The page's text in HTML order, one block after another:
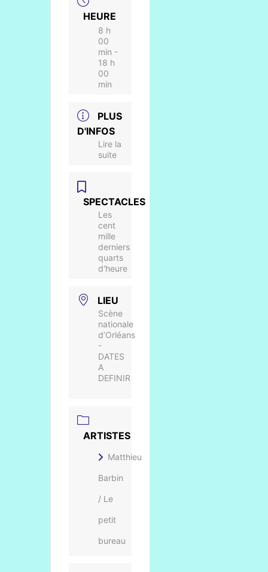
HEURE
8 h
00
min -
18 h
00
min
PLUS
D'INFOS
Lire la
suite
SPECTACLES
Les
cent
mille
derniers
quarts
d'heure
LIEU
Scène
nationale
d’Orléans
-
DATES
A
DEFINIR
ARTISTES
Matthieu
Barbin
/ Le
petit
bureau